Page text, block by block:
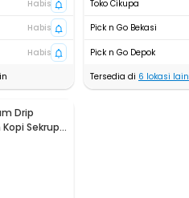
Habis
Habis
Habis
Toko Cikupa
Pick n Go Bekasi
Pick n Go Depok
Tersedia di 6 lokasi lain
Drip
Sekrup